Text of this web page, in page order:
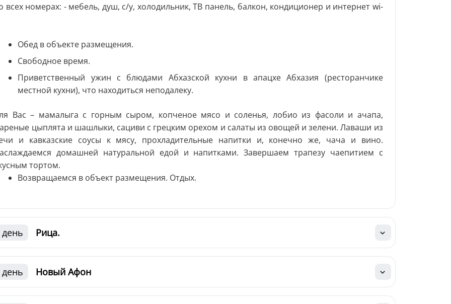
всех номерах: - мебель, душ, с/у, холодильник, ТВ панель, балкон, кондиционер и интернет wi-
Обед в объекте размещения.
Свободное время.
Приветственный ужин с блюдами Абхазской кухни в апацхе Абхазия (ресторанчике
местной кухни), что находиться неподалеку.
Вас – мамалыга с горным сыром, копченое мясо и соленья, лобио из фасоли и ачапа,
цыплята и шашлыки, сациви с грецким орехом и салаты из овощей и зелени. Лаваши из
и кавказские соусы к мясу, прохладительные напитки и, конечно же, чача и вино.
домашней натуральной едой и напитками. Завершаем трапезу чаепитием с
тортом.
Возвращаемся в объект размещения. Отдых.
день Рица.
день Новый Афон